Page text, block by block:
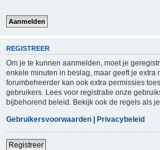
REGISTREER
Om je te kunnen aanmelden, moet je
enkele minuten in beslag, maar geeft je extra
forumbeheerder kan ook extra permissies
gebruikers. Lees voor registratie onze
bijbehorend beleid. Bekijk ook de regels als
Gebruikersvoorwaarden | Privacybeleid
Registreer